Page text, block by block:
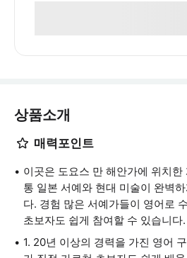
상품소개
매력포인트
이곳은 도요스 만 해안가에 위치한
통 일본 서예와 현대 미술이 완벽
다. 경험 많은 서예가들이 영어로
초보자도 쉽게 참여할 수 있습니다.
1. 20년 이상의 경력을 가진 영어